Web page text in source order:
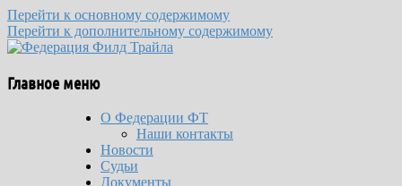
Перейти к основному содержимому
Перейти к дополнительному содержимому
Федерация Филд Трайла
Главное меню
О Федерации ФТ
Наши контакты
Новости
Судьи
Документы